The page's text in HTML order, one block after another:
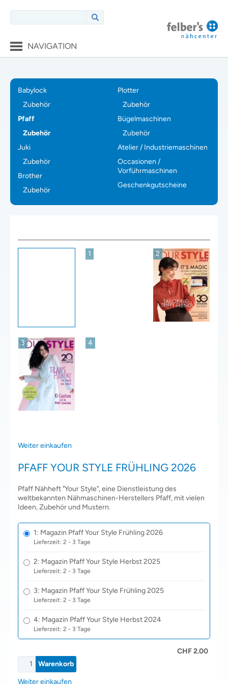
NAVIGATION
Babylock
Zubehör
Pfaff
Zubehör
Juki
Zubehör
Brother
Zubehör
Plotter
Zubehör
Bügelmaschinen
Zubehör
Atelier / Industriemaschinen
Occasionen /
Vorführmaschinen
Geschenkgutscheine
1 2
3 4
Weiter einkaufen
PFAFF YOUR STYLE FRÜHLING 2026
Pfaff Nähheft "Your Style", eine Dienstleistung des
weltbekannten Nähmaschinen-Herstellers Pfaff, mit vielen
Ideen, Zubehör und Mustern.
1: Magazin Pfaff Your Style Frühling 2026
Lieferzeit: 2 - 3 Tage
2: Magazin Pfaff Your Style Herbst 2025
Lieferzeit: 2 - 3 Tage
3: Magazin Pfaff Your Style Frühling 2025
Lieferzeit: 2 - 3 Tage
4: Magazin Pfaff Your Style Herbst 2024
Lieferzeit: 2 - 3 Tage
CHF 2.00
Weiter einkaufen